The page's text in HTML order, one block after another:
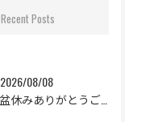
Recent Posts
2026/08/08
お盆休みありがとうございました！｜金沢市富山市で楽しくキックボクシング！